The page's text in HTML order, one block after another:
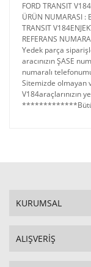
FORD TRANSIT
ÜRÜN NUMARASI :
TRANSIT
REFERANS
Yedek parça
aracınızın ŞASE
numaralı
Sitemizde olmayan
V184araçlarınızın
*************Bütün
KURUMSAL
ALIŞVERİŞ